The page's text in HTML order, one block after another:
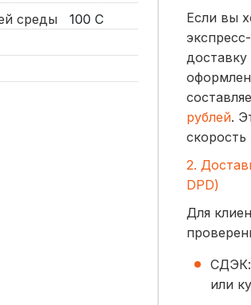
среды
100 С
Если вы
рублей.
скорость
2.
DPD)
Для
СДЭК:
или